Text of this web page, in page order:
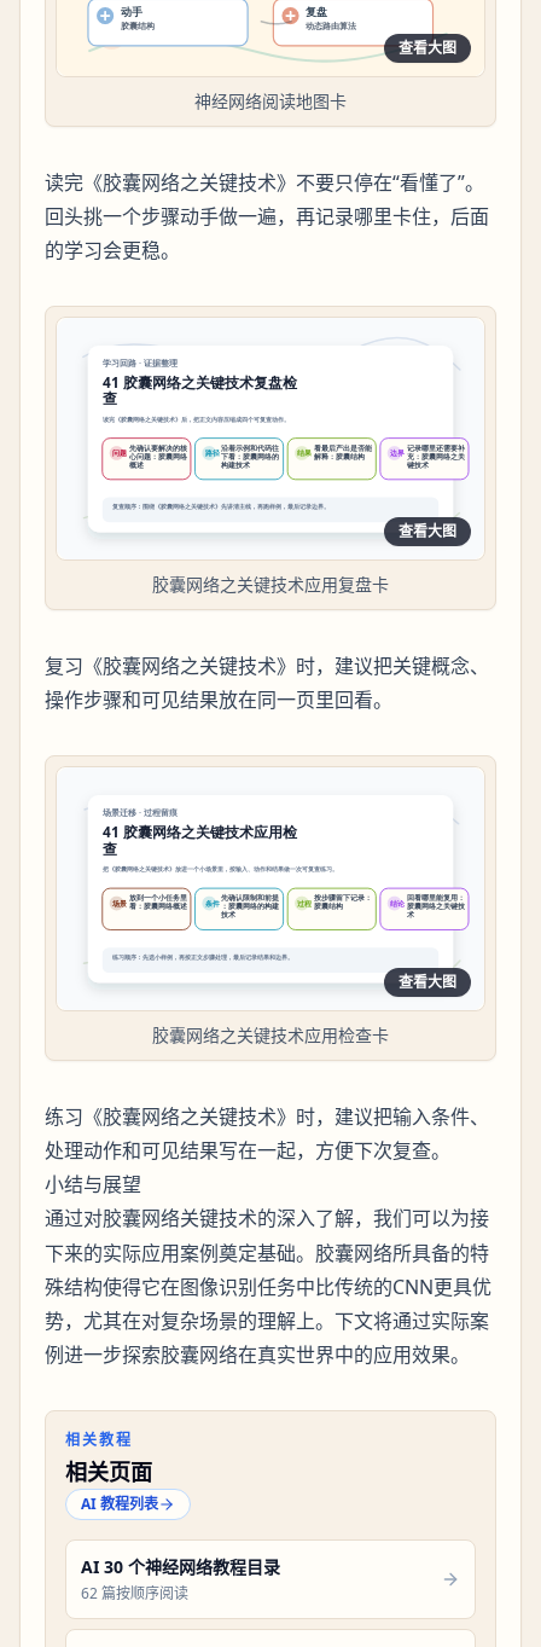
查看大图
神经网络阅读地图卡
读完《胶囊网络之关键技术》不要只停在“看懂了”。
回头挑一个步骤动手做一遍，再记录哪里卡住，后面
的学习会更稳。
查看大图
胶囊网络之关键技术应用复盘卡
复习《胶囊网络之关键技术》时，建议把关键概念、
操作步骤和可见结果放在同一页里回看。
查看大图
胶囊网络之关键技术应用检查卡
练习《胶囊网络之关键技术》时，建议把输入条件、
处理动作和可见结果写在一起，方便下次复查。
小结与展望
通过对胶囊网络关键技术的深入了解，我们可以为接
下来的实际应用案例奠定基础。胶囊网络所具备的特
殊结构使得它在图像识别任务中比传统的CNN更具优
势，尤其在对复杂场景的理解上。下文将通过实际案
例进一步探索胶囊网络在真实世界中的应用效果。
相关教程
相关页面
AI 教程列表
AI 30 个神经网络教程目录
62 篇按顺序阅读